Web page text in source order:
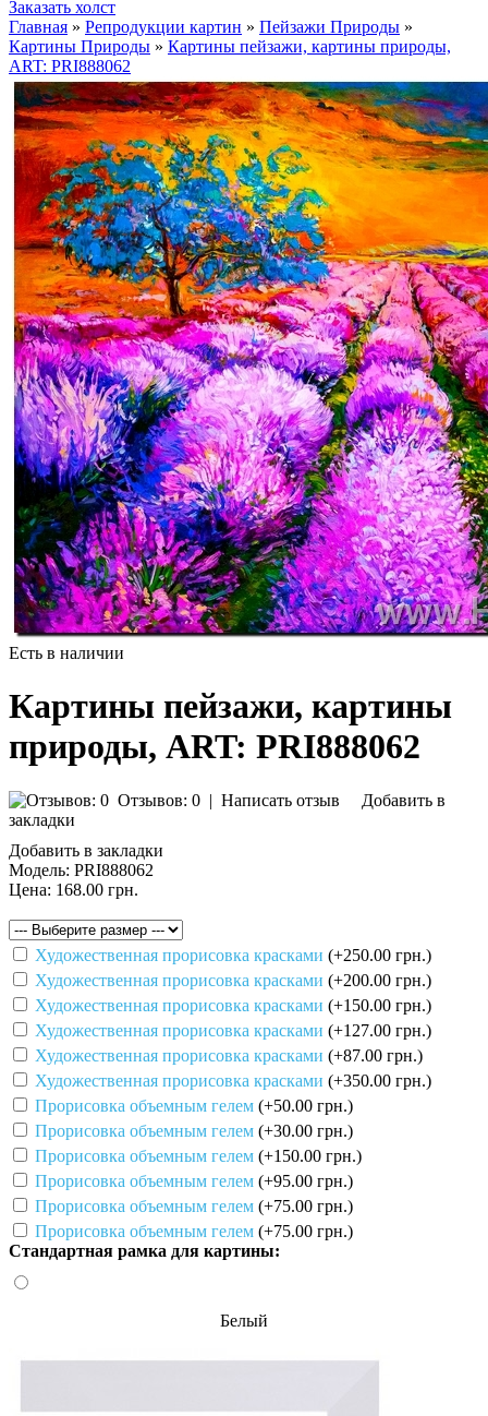
Заказать холст
Главная » Репродукции картин » Пейзажи Природы »
Картины Природы » Картины пейзажи, картины природы,
ART: PRI888062
Есть в наличии
Картины пейзажи, картины
природы, ART: PRI888062
Отзывов: 0 | Написать отзыв
Добавить в
закладки
Добавить в закладки
Модель: PRI888062
Цена: 168.00 грн.
Художественная прорисовка красками (+250.00 грн.)
Художественная прорисовка красками (+200.00 грн.)
Художественная прорисовка красками (+150.00 грн.)
Художественная прорисовка красками (+127.00 грн.)
Художественная прорисовка красками (+87.00 грн.)
Художественная прорисовка красками (+350.00 грн.)
Прорисовка объемным гелем (+50.00 грн.)
Прорисовка объемным гелем (+30.00 грн.)
Прорисовка объемным гелем (+150.00 грн.)
Прорисовка объемным гелем (+95.00 грн.)
Прорисовка объемным гелем (+75.00 грн.)
Прорисовка объемным гелем (+75.00 грн.)
Стандартная рамка для картины:
Белый